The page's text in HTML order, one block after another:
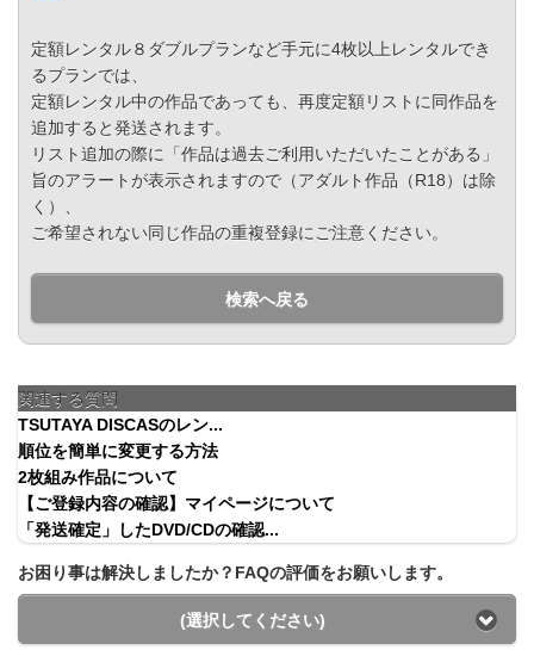
定額レンタル８ダブルプランなど手元に4枚以上レンタルでき
るプランでは、
定額レンタル中の作品であっても、再度定額リストに同作品を
追加すると発送されます。
リスト追加の際に「作品は過去ご利用いただいたことがある」
旨のアラートが表示されますので（アダルト作品（R18）は除
く）、
ご希望されない同じ作品の重複登録にご注意ください。
検索へ戻る
関連する質問
TSUTAYA DISCASのレン...
順位を簡単に変更する方法
2枚組み作品について
【ご登録内容の確認】マイページについて
「発送確定」したDVD/CDの確認...
お困り事は解決しましたか？FAQの評価をお願いします。
(選択してください)